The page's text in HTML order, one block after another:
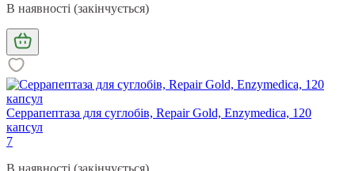
В наявності (закінчується)
Серрапептаза для суглобів, Repair Gold, Enzymedica, 120
капсул
7
В наявності (закінчується)